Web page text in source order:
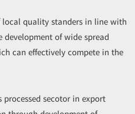
quality standers in line with
of wide spread
can effectively compete in the
secotor in export